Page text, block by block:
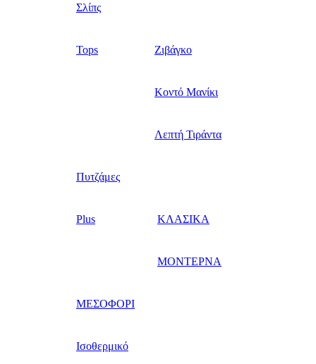
Σλίπς
Tops Ζιβάγκο
Κοντό Μανίκι
Λεπτή Τιράντα
Πυτζάμες
Plus ΚΛΑΣΙΚΑ
ΜΟΝΤΕΡΝΑ
ΜΕΣΟΦΟΡΙ
Ισοθερμικό